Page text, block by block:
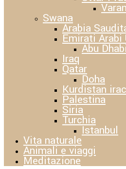
Swana
Arabia
Emirati Arabi
Abu
Iraq
Qatar
Doha
Kurdistan
Palestina
Siria
Turchia
Istanbul
Vita naturale
Animali e viaggi
Meditazione